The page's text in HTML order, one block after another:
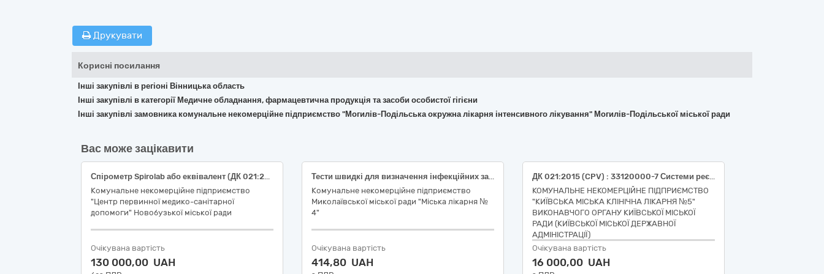
Друкувати
Корисні посилання
Інші закупівлі в регіоні Вінницька область
Інші закупівлі в категорії Медичне обладнання, фармацевтична продукція та засоби особистої гігієни
Інші закупівлі замовника комунальне некомерційне підприємство "Могилів-Подільська окружна лікарня інтенсивного лікування" Могилів-Подільської міської ради
Вас може зацікавити
Спірометр Spirolab або еквівалент (ДК 021:2015: 33120000-7 «Системи реєстрації медичної інформації та дослідне обладнання»)
Комунальне некомерційне підприємство
"Центр первинної медико-санітарної
допомоги" Новобузької міської ради
Очікувана вартість
130 000,00 UAH
Тести швидкі для визначення інфекційних захворювань
Комунальне некомерційне підприємство
Миколаївської міської ради "Міська лікарня №
4"
Очікувана вартість
414,80 UAH
ДК 021:2015 (CPV) : 33120000-7 Системи реєстрації медичної інформації та дослідне обладнання (Тести швидкі для контролю якості)
КОМУНАЛЬНЕ НЕКОМЕРЦІЙНЕ ПІДПРИЄМСТВО
"КИЇВСЬКА МІСЬКА КЛІНІЧНА ЛІКАРНЯ №5"
ВИКОНАВЧОГО ОРГАНУ КИЇВСЬКОЇ МІСЬКОЇ
РАДИ (КИЇВСЬКОЇ МІСЬКОЇ ДЕРЖАВНОЇ
АДМІНІСТРАЦІЇ)
Очікувана вартість
16 000,00 UAH